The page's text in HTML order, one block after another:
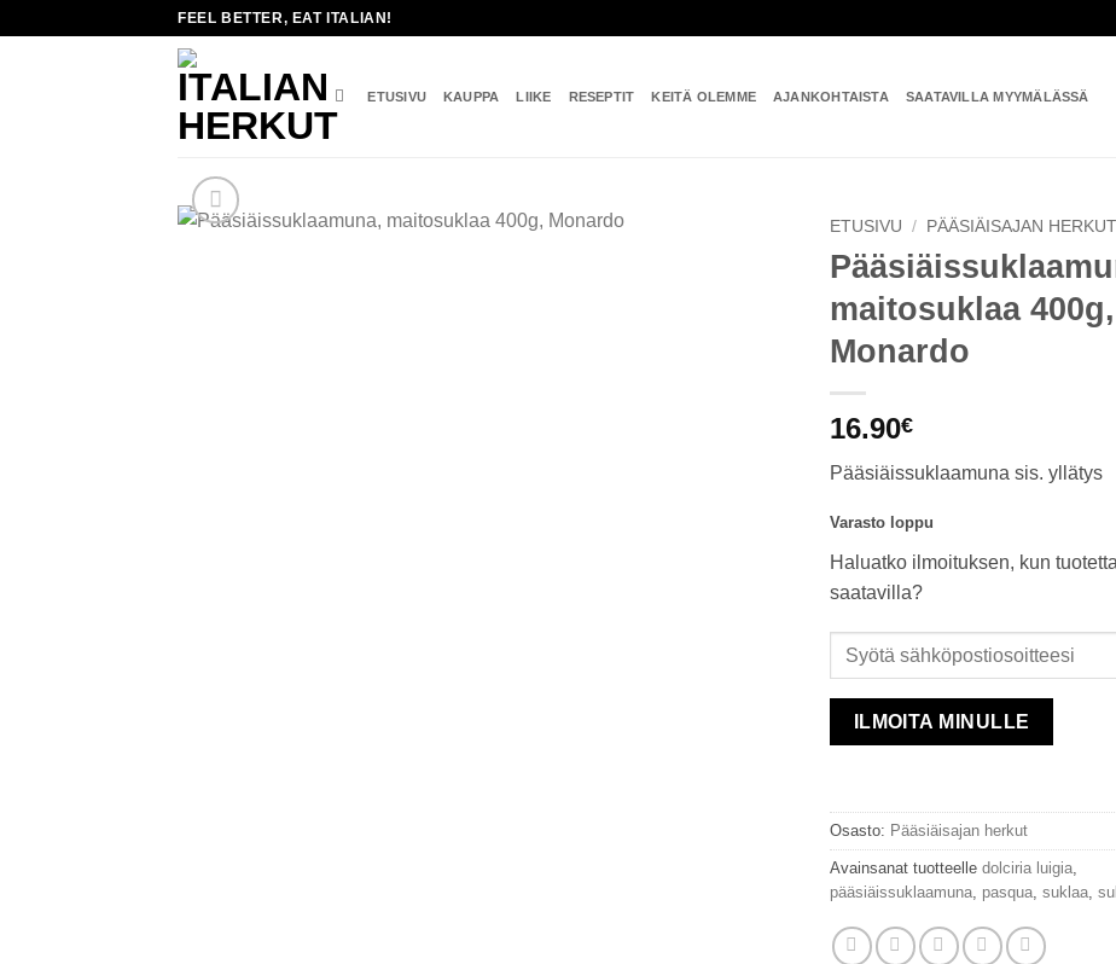
FEEL BETTER, EAT ITALIAN!
ETUSIVU KAUPPA LIIKE RESEPTIT KEITÄ OLEMME AJANKOHTAISTA SAATAVILLA MYYMÄLÄSSÄ
ETUSIVU / PÄÄSIÄISAJAN HERKUT
maitosuklaa 400g,
Monardo
16.90€
Pääsiäissuklaamuna sis. yllätys
Varasto loppu
Haluatko ilmoituksen, kun
saatavilla?
ILMOITA MINULLE
Osasto: Pääsiäisajan herkut
Avainsanat tuotteelle dolciria luigia,
pääsiäissuklaamuna, pasqua, suklaa,